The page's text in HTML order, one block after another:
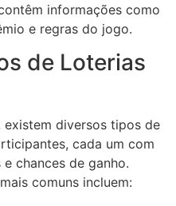
informações como
e regras do jogo.
de Loterias
diversos tipos de
cada um com
chances de ganho.
comuns incluem: